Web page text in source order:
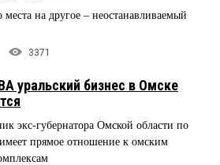
на другое – неостанавливаемый
3371
уральский бизнес в Омске
экс-губернатора Омской области по
прямое отношение к омским